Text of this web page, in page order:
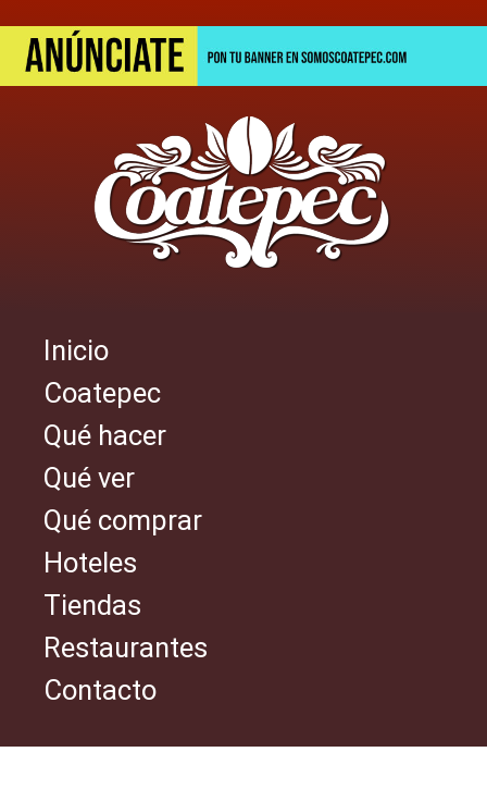
contenido
Navegación
principal
Inicio
Coatepec
Qué hacer
Qué ver
Qué comprar
Hoteles
Tiendas
Restaurantes
Contacto